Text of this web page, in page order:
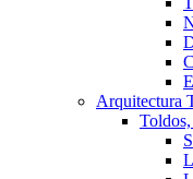
Arquitectura